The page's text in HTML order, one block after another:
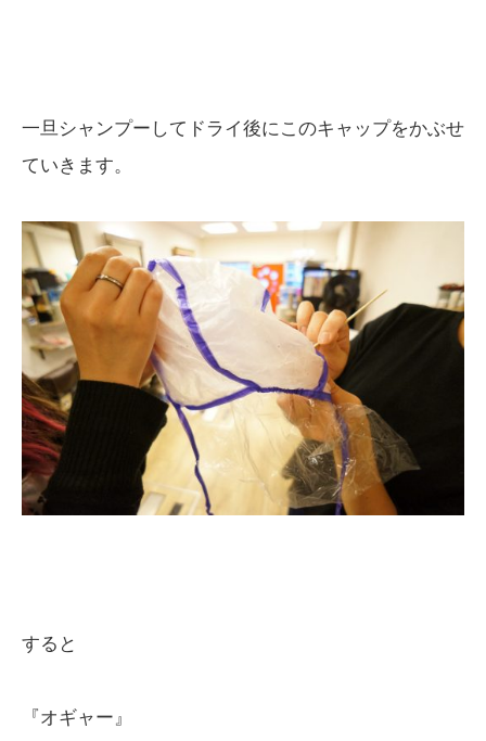
一旦シャンプーしてドライ後にこのキャップをかぶせ
ていきます。
すると
『オギャー』